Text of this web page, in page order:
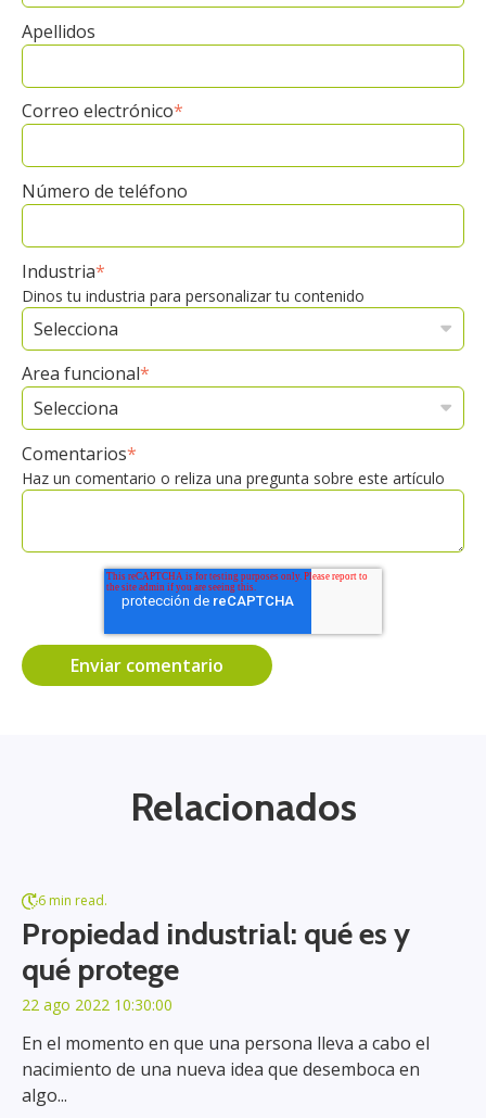
Apellidos
Correo electrónico*
Número de teléfono
Industria*
Dinos tu industria para personalizar tu contenido
Area funcional*
Comentarios*
Haz un comentario o reliza una pregunta sobre este artículo
Relacionados
6 min read.
Propiedad industrial: qué es y
qué protege
22 ago 2022 10:30:00
En el momento en que una persona lleva a cabo el
nacimiento de una nueva idea que desemboca en
algo...